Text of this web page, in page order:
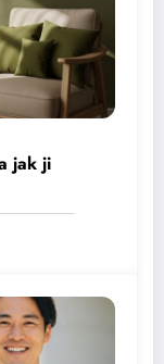
jak ji